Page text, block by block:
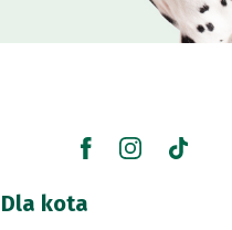
Dla kota